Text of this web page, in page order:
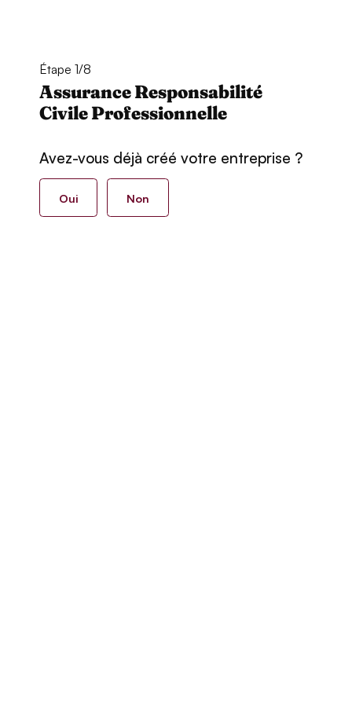
Étape 1/8
Assurance Responsabilité
Civile Professionnelle
Avez-vous déjà créé votre entreprise ?
Oui Non